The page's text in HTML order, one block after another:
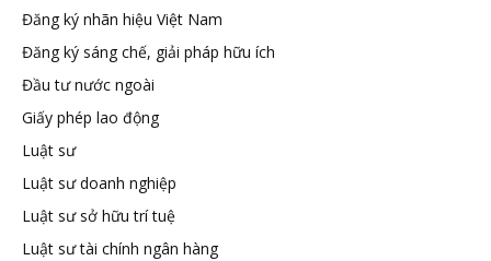
hữu
tuệ
Đăng ký nhãn hiệu Việt Nam
Đăng ký sáng chế, giải pháp hữu ích
Đầu tư nước ngoài
Giấy phép lao động
Luật sư
Luật sư doanh nghiệp
Luật sư sở hữu trí tuệ
Luật sư tài chính ngân hàng